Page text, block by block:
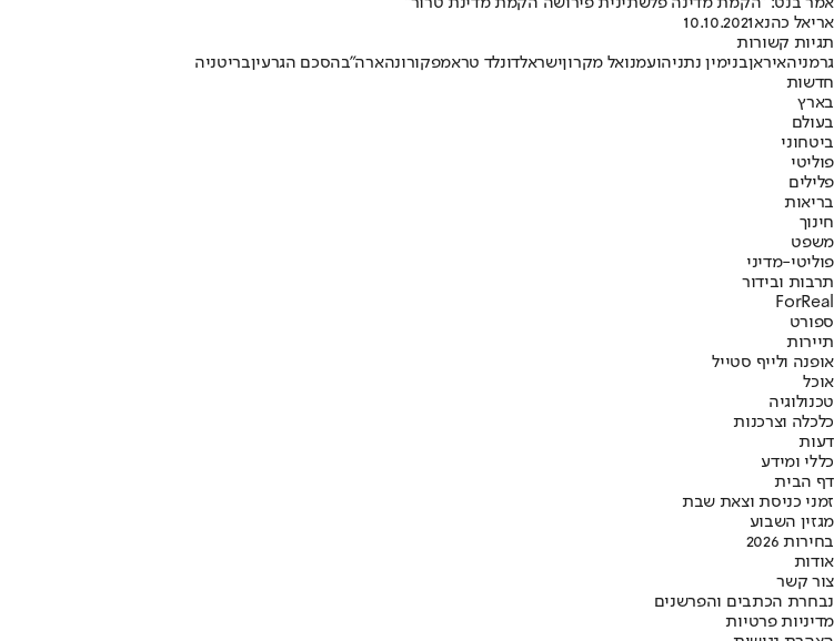
אריאל כהנא10.10.2021
תגיות קשורות
גרמניהאיראןבנימין נתניהועמנואל מקרוןישראלדונלד טראמפקורונהארה"בהסכם הגרעיןבריטניה
חדשות
בארץ
בעולם
ביטחוני
פוליטי
פלילים
בריאות
חינוך
משפט
פוליטי-מדיני
תרבות ובידור
ForReal
ספורט
תיירות
אופנה ולייף סטייל
אוכל
טכנולוגיה
כלכלה וצרכנות
דעות
כללי ומידע
דף הבית
זמני כניסת וצאת שבת
מגזין השבוע
בחירות 2026
אודות
צור קשר
נבחרת הכתבים והפרשנים
מדיניות פרטיות